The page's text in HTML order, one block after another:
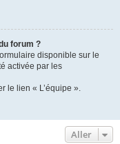
forum ?
disponible sur le
activée par les
le lien « L’équipe ».
Aller